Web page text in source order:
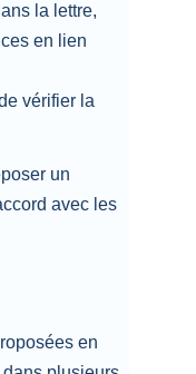
la lettre,
en lien
vérifier la
un
avec les
en